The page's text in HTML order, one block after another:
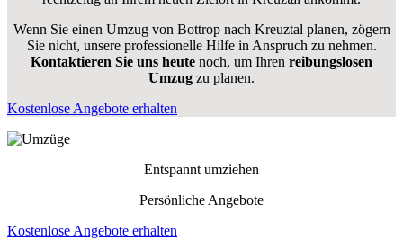
Wenn Sie einen Umzug von Bottrop nach Kreuztal planen, zögern
Sie nicht, unsere professionelle Hilfe in Anspruch zu nehmen.
Kontaktieren Sie uns heute noch, um Ihren reibungslosen
Umzug zu planen.
Kostenlose Angebote erhalten
Entspannt umziehen
Persönliche Angebote
Kostenlose Angebote erhalten